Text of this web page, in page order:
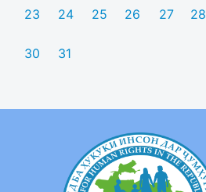
23 24 25 26 27 28
30 31